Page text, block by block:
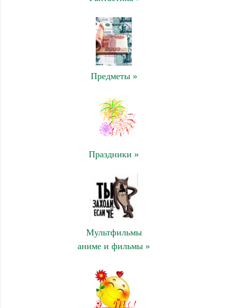
Предметы »
Праздники »
Мультфильмы
аниме и фильмы »